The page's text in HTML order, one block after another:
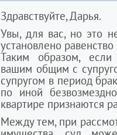
Здравствуйте, Дарья.
Увы, для вас, но это
установлено
Таким образом, если
вашим общим с
супругом в период
по иной
квартире признаются
Между тем, при